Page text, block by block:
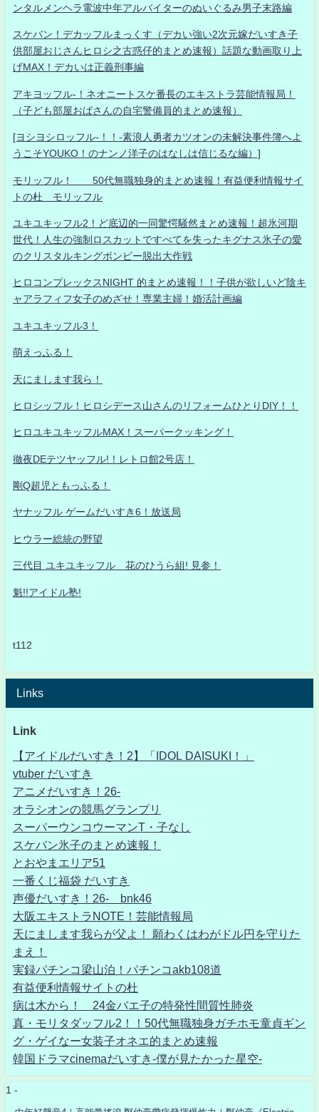
ンタルメンヘラ電波中年アルバイターのぬいぐるみ男子末路編
スケバン！デカッフルまっくす（デカい強い2次元嫁だいすき子
供部屋おじさんヒロシ之古惑仔的まとめ速報）話題な動画取り上
げMAX！デカいは正義刑事編
アキヨッフル-！ネオニートスケ番長のエキストラ芸能情報局！
（子ども部屋おばさんの自宅警備員的まとめ速報）
[ヨシヨシロッフル-！！-素浪人勇者カツオンの未解決事件簿へよ
うこそYOUKO！のナンノ洋子のはなしは信じるな編）]
モリッフル！ 50代無職独身的まとめ速報！有益便利情報サイ
トの杜 モリッフル
ユキユキッフル2！ど底辺的一同驚愕騒然まとめ速報！超氷河期
世代！人生の強制ロスカットですべてを失ったキグナス氷子の愛
のクリスタルキングボンビー脱出大作戦
ヒロコンプレックスNIGHT 的まとめ速報！！子供が欲しいど陰キ
ャアラフィフ女子のめざせ！専業主婦！婚活計画編
ユキユキッフル3！
萌えっふる！
天にまします我ら！
ヒロシッフル！ヒロシデース山さんのリフォームひとりDIY！！
ヒロユキユキッフルMAX！スーパークッキング！
徹夜DEテツヤッフル!！レトロ館2号店！
剛Q超児ともっふる！
ヤナッフル ゲームだいすき6！放送局
ヒウラー総統の野望
三代目 ユキユキッフル 花のひうら組! 見参！
魁!!アイドル塾!
t112
Links
Link
【アイドルだいすき！2】「IDOL DAISUKI！」
vtuber だいすき
アニメだいすき！26-
オラシオンの競馬グランプリ
スーパーウンコウーマンT・子なし
スケバン氷子のまとめ速報！
とおやまエリア51
一番くじ福袋 だいすき
声優だいすき！26- bnk46
大阪エキストラNOTE！芸能情報局
天にまします我らが父よ！ 願わくはわがドル円を守りた
まえ！
実録パチンコ梁山泊！パチンコakb108道
有益便利情報サイトの杜
病は木から！ 24金バエ子の特発性間質性肺炎
真・モリタダッフル2！！50代無職独身ガチホモ童貞ギン
グ・ゲイなー女装子オネエ的まとめ速報
韓国ドラマcinemaだいすき-僕が見たかった星空-
1 -